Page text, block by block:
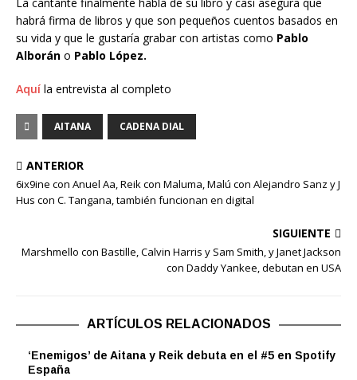
habrá firma de libros y que son pequeños cuentos basados en
su vida y que le gustaría grabar con artistas como Pablo
Alborán o Pablo López.
Aquí la entrevista al completo
AITANA CADENA DIAL
ANTERIOR
6ix9ine con Anuel Aa, Reik con Maluma, Malú con Alejandro Sanz y J
Hus con C. Tangana, también funcionan en digital
SIGUIENTE
Marshmello con Bastille, Calvin Harris y Sam Smith, y Janet Jackson
con Daddy Yankee, debutan en USA
ARTÍCULOS RELACIONADOS
‘Enemigos’ de Aitana y Reik debuta en el #5 en Spotify
España